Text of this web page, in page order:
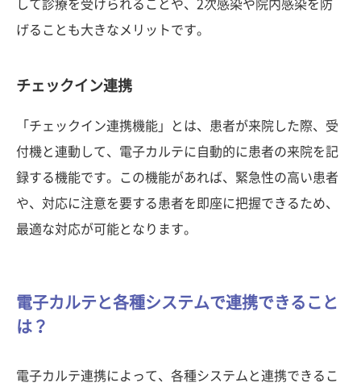
して診療を受けられることや、2次感染や院内感染を防
げることも大きなメリットです。
チェックイン連携
「チェックイン連携機能」とは、患者が来院した際、受
付機と連動して、電子カルテに自動的に患者の来院を記
録する機能です。この機能があれば、緊急性の高い患者
や、対応に注意を要する患者を即座に把握できるため、
最適な対応が可能となります。
電子カルテと各種システムで連携できること
は？
電子カルテ連携によって、各種システムと連携できるこ